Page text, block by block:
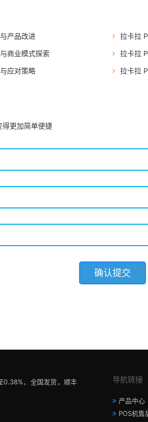
产品改进
拉卡拉
商业模式探索
拉卡拉
应对策略
拉卡拉
得更加简单便捷
0.38%，全国发货，顺丰
导航链接
产品中心
POS机售